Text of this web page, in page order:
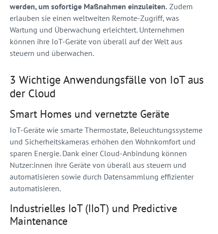
werden, um sofortige Maßnahmen einzuleiten. Zudem
erlauben sie einen weltweiten Remote-Zugriff, was
Wartung und Überwachung erleichtert. Unternehmen
können ihre IoT-Geräte von überall auf der Welt aus
steuern und überwachen.
3 Wichtige Anwendungsfälle von IoT aus
der Cloud
Smart Homes und vernetzte Geräte
IoT-Geräte wie smarte Thermostate, Beleuchtungssysteme
und Sicherheitskameras erhöhen den Wohnkomfort und
sparen Energie. Dank einer Cloud-Anbindung können
Nutzer:innen ihre Geräte von überall aus steuern und
automatisieren sowie durch Datensammlung effizienter
automatisieren.
Industrielles IoT (IIoT) und Predictive
Maintenance